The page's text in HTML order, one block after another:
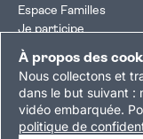
À propos des
Nous collectons et
dans le but suivant :
vidéo embarquée.
politique de
Espace Familles
Je participe
Autorisation
Résultats électoraux
Plan du site Nous
Politique de
Gestion des cookies